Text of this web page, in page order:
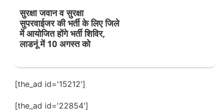
सुरक्षा जवान व सुरक्षा
सुपरवाईजर की भर्ती के लिए जिले
में आयोजित होंगे भर्ती शिविर,
लाडनूं में 10 अगस्त को
[the_ad id='15212']
[the_ad id='22854']